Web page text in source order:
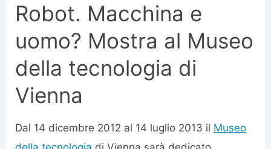
Robot. Macchina e
uomo? Mostra al Museo
della tecnologia di
Vienna
Dal 14 dicembre 2012 al 14 luglio 2013 il Museo